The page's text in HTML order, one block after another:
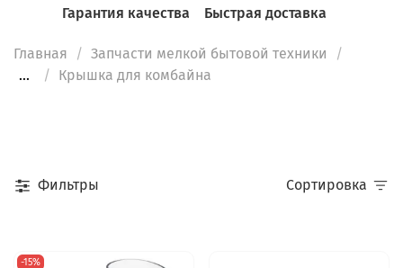
Гарантия качества Быстрая доставка
Главная
Запчасти мелкой бытовой техники
...
Крышка для комбайна
Фильтры Сортировка
-15%